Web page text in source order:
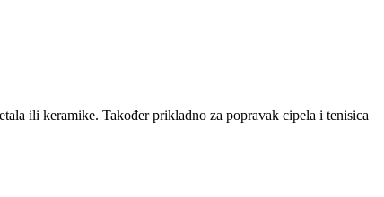
ili keramike. Također prikladno za popravak cipela i tenisica